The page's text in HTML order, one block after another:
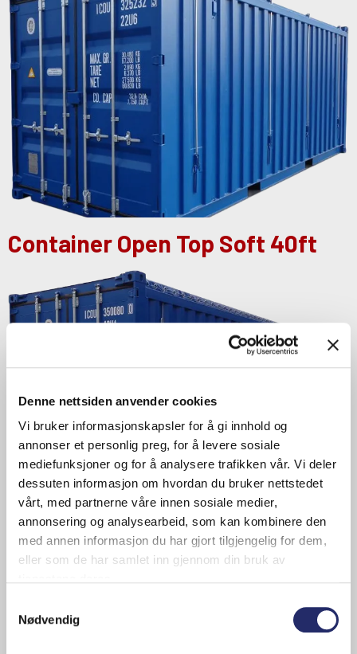
Denne nettsiden anvender cookies
Vi bruker informasjonskapsler for å gi innhold og
annonser et personlig preg, for å levere sosiale
mediefunksjoner og for å analysere trafikken vår. Vi deler
dessuten informasjon om hvordan du bruker nettstedet
vårt, med partnerne våre innen sosiale medier,
annonsering og analysearbeid, som kan kombinere den
med annen informasjon du har gjort tilgjengelig for dem,
eller som de har samlet inn gjennom din bruk av
Nødvendig
Container Open Top Soft 40ft
Container Open Top Soft 20ft